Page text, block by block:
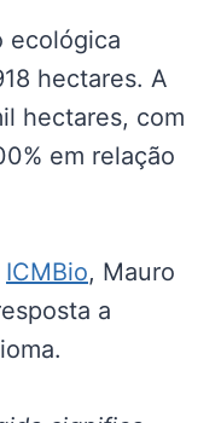
ecológica
hectares. A
hectares, com
em relação
ICMBio, Mauro
a